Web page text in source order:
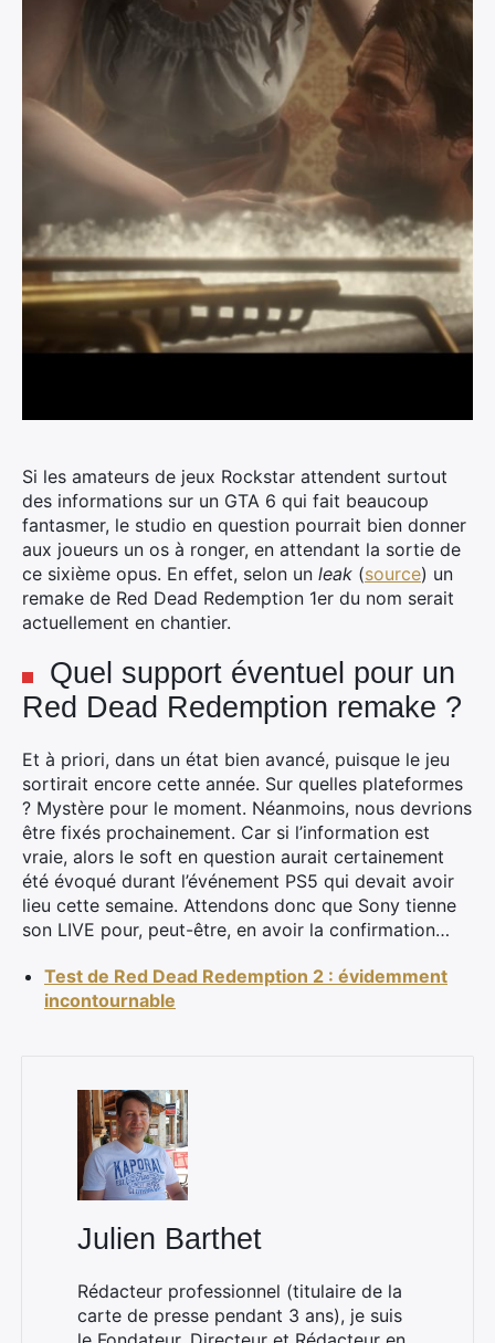
Si les amateurs de jeux Rockstar attendent surtout
des informations sur un GTA 6 qui fait beaucoup
fantasmer, le studio en question pourrait bien donner
aux joueurs un os à ronger, en attendant la sortie de
ce sixième opus. En effet, selon un leak (source) un
remake de Red Dead Redemption 1er du nom serait
actuellement en chantier.
Quel support éventuel pour un
Red Dead Redemption remake ?
Et à priori, dans un état bien avancé, puisque le jeu
sortirait encore cette année. Sur quelles plateformes
? Mystère pour le moment. Néanmoins, nous devrions
être fixés prochainement. Car si l’information est
vraie, alors le soft en question aurait certainement
été évoqué durant l’événement PS5 qui devait avoir
lieu cette semaine. Attendons donc que Sony tienne
son LIVE pour, peut-être, en avoir la confirmation…
Test de Red Dead Redemption 2 : évidemment
incontournable
Julien Barthet
Rédacteur professionnel (titulaire de la
carte de presse pendant 3 ans), je suis